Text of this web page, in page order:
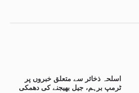
اسلحہ ذخائر سے متعلق خبروں پر
ٹرمپ برہم، جیل بھیجنے کی دھمکی